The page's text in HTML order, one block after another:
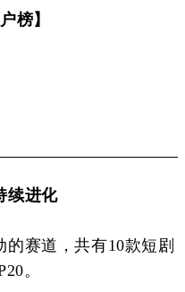
榜】
续进化
赛道，共有10款短剧
。